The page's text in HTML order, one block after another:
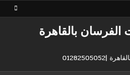
بالقاهرة